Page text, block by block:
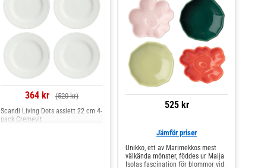
364 kr (520 kr)
Scandi Living Dots assiett 22 cm 4-
pack Cremevit
525 kr
Jämför priser
Unikko, ett av Marimekkos mest
välkända mönster, föddes ur Maija
Isolas fascination för blommor vid